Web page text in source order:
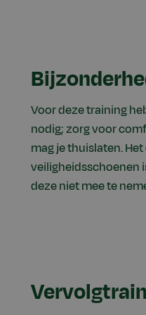
Voor deze training
nodig; zorg voor
mag je thuislaten.
veiligheidsschoenen
deze niet mee te